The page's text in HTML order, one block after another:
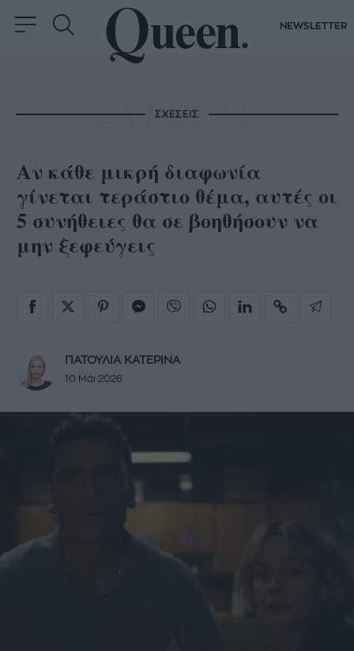
NEWSLETTER
ΣΧΕΣΕΙΣ
Αν κάθε μικρή διαφωνία
γίνεται τεράστιο θέμα, αυτές οι
5 συνήθειες θα σε βοηθήσουν να
μην ξεφεύγεις
ΠΑΤΟΥΛΙΑ ΚΑΤΕΡΙΝΑ
10 Μάι 2026